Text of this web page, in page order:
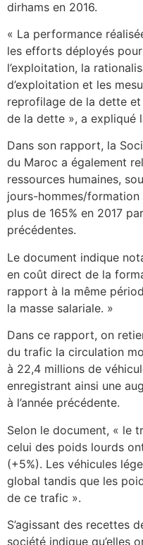
dirhams en 2016.
« La performance
les efforts déployés
l’exploitation, la
d’exploitation et les
reprofilage de la dette
de la dette », a expliqué
Dans son rapport, la
du Maroc a également
ressources humaines,
jours-hommes/
plus de 165% en 2017
précédentes.
Le document indique
en coût direct de la
rapport à la même
la masse salariale. »
Dans ce rapport, on
du trafic la circulation
à 22,4 millions de
enregistrant ainsi une
à l’année précédente.
Selon le document, « le
celui des poids lourds
(+5%). Les véhicules
global tandis que les
de ce trafic ».
S’agissant des recettes
société indique qu’elles